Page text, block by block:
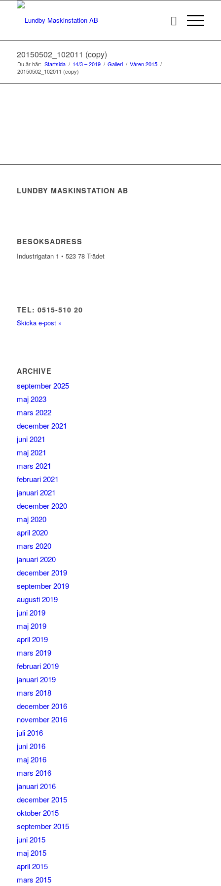
20150502_102011 (copy)
Du är här: Startsida / 14/3 – 2019 / Galleri / Våren 2015 /
20150502_102011 (copy)
LUNDBY MASKINSTATION AB
BESÖKSADRESS
Industrigatan 1 • 523 78 Trädet
TEL: 0515-510 20
Skicka e-post »
ARCHIVE
september 2025
maj 2023
mars 2022
december 2021
juni 2021
maj 2021
mars 2021
februari 2021
januari 2021
december 2020
maj 2020
april 2020
mars 2020
januari 2020
december 2019
september 2019
augusti 2019
juni 2019
maj 2019
april 2019
mars 2019
februari 2019
januari 2019
mars 2018
december 2016
november 2016
juli 2016
juni 2016
maj 2016
mars 2016
januari 2016
december 2015
oktober 2015
september 2015
juni 2015
maj 2015
april 2015
mars 2015